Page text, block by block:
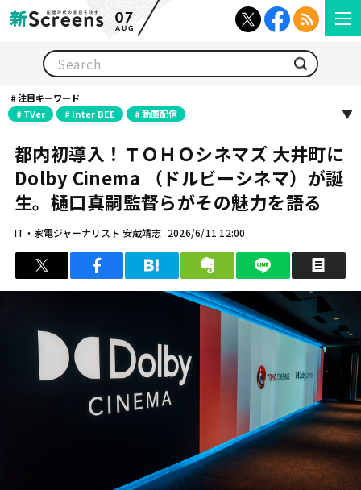
07
AUG
注目キーワード
TVer
Inter BEE 動画配信
都内初導入！ＴＯＨＯシネマズ 大井町に
Dolby Cinema （ドルビーシネマ）が誕
生。樋口真嗣監督らがその魅力を語る
IT・家電ジャーナリスト 安蔵靖志 2026/6/11 12:00
ツイート シェア はてブ クリップ LINEで送る